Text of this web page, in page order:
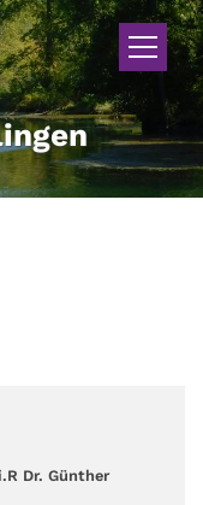
Dr. Günther